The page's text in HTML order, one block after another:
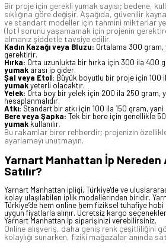
Bir proje için gerekli yumak sayısı; bedene,
sıklığına göre değişir. Aşağıda, güvenilir
ve standart modeller için tahmini miktarlar
(lot) sorunu yaşamamak için projenin
almanız şiddetle tavsiye edilir.
Kadın Kazağı veya Bluzu: Ortalama 300 gram,
gerektirir.
Hırka: Orta uzunlukta bir hırka için 300 ila 400
yumak arası ip gider.
Şal veya Etol: Büyük boyutlu bir proje için 100
yumakyeterli olacaktır.
Yelek: Orta boy bir yelek için 200 ila 250 gram,
hesaplanmalıdır.
Atkı:Standart bir atkı için 100 ila 150 gram, yani
Bere veya Şapka: Tek bir bere için genellikle
yumak kullanılır.
Bu rakamlar birer rehberdir; projenizin
ayarlamayı unutmayın.
Yarnart Manhattan İp Nereden
Satılır?
Yarnart Manhattan ipliği, Türkiye'de ve
kolay ulaşılabilen iplik modellerinden biridir.
Türkiye’de hem online hem fiziksel tuhafiye hobi
uygun fiyatlarla alınır. Ücretsiz kargo
Yarnart Manhattan İp siparişinizi verebilirsiniz.
Online alışveriş, daha geniş renk çeşitliliğini
kolaylığı sunarken, fiziki mağazalar anında